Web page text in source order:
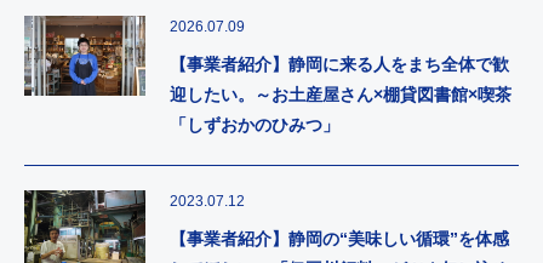
2026.07.09
【事業者紹介】静岡に来る人をまち全体で歓
迎したい。～お土産屋さん×棚貸図書館×喫茶
「しずおかのひみつ」
2023.07.12
【事業者紹介】静岡の“美味しい循環”を体感